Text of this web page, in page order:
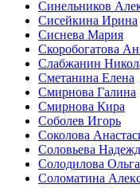
Синельников
Сисейкина Ирина
Сиснева Мария
Скоробогатова
Слабжанин
Сметанина Елена
Смирнова Галина
Смирнова Кира
Соболев Игорь
Соколова
Соловьева
Солодилова Ольга
Соломатина